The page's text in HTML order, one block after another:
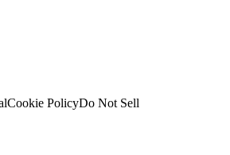
Cookie PolicyDo Not Sell